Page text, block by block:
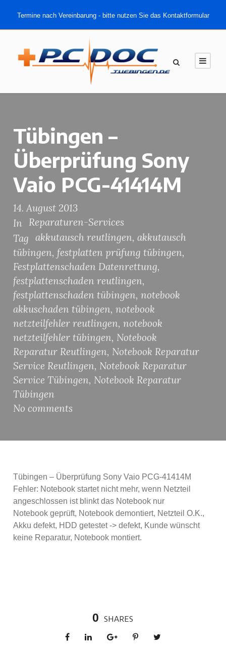
Termine nach Vereinbarung - bitte nutzen Sie das Kontaktformular
Tübingen –
Überprüfung Sony
Vaio PCG-41414M
14. August 2013
In
Reparaturen-Services
Tag akkutausch reutlingen, akkutausch
tübingen, festplatten prüfung tübingen,
Festplattenschaden Datenrettung,
festplattenschaden reutlingen,
festplattenschaden tübingen, notebook
akkuschaden tübingen, notebook
netzteilfehler reutlingen, notebook
netzteilfehler tübingen, Notebook
Reparatur Reutlingen, Notebook Reparatur
Service Reutlingen, Notebook Reparatur
Service Tübingen, Notebook Reparatur
Tübingen
No comments
Tübingen – Überprüfung Sony Vaio PCG-41414M
Fehler: Notebook startet nicht mehr, wenn Netzteil
angeschlossen ist blinkt das Notebook nur
Notebook geprüft, Notebook demontiert, Netzteil O.K.,
Akku defekt, HDD getestet -> defekt, Kunde wünscht
keine Reparatur, Notebook montiert.
0 SHARES